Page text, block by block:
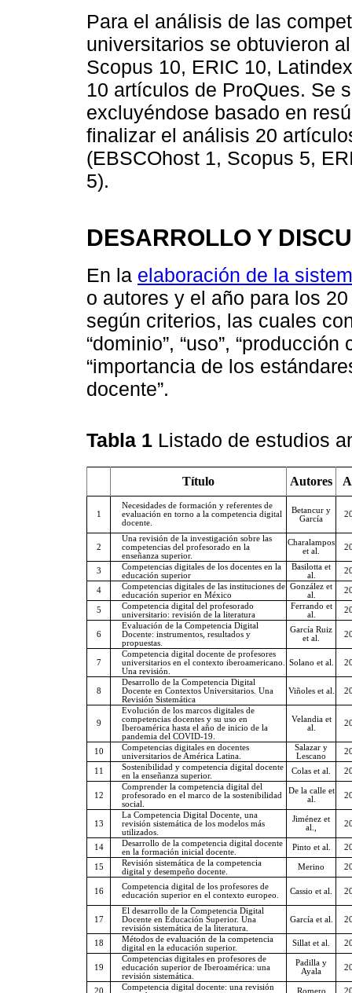
Para el análisis de las
universitarios se obtuvieron
Scopus 10, ERIC 10,
10 artículos de ProQues. Se
excluyéndose basado en
finalizar el análisis 20
(EBSCOhost 1, Scopus 5,
5).
DESARROLLO Y
En la elaboración de la
o autores y el año para los
según criterios, las cuales
“dominio”, “uso”,
“importancia de los
docente”.
Tabla 1 Listado de estudios
Título Autores
1
Necesidades de formación y referentes de
evaluación en torno a la competencia digital
docente.
Betancur y
García
2
Una revisión de la investigación sobre las
competencias del profesorado en la
enseñanza superior.
Charalampos
et al.
3
Competencias digitales de los docentes en la
educación superior
Basilotta et
al.
4
Competencias digitales de las instituciones de
educación superior en México
González et
al.
5
Competencia digital del profesorado
universitario: revisión de la literatura
Ferrando et
al.
6
Evaluación de la Competencia Digital
Docente: instrumentos, resultados y
propuestas.
García Ruiz
et al.
7
Competencia digital docente de profesores
universitarios en el contexto iberoamericano.
Una revisión.
Solano et al.
8
Desarrollo de la Competencia Digital
Docente en Contextos Universitarios. Una
Revisión Sistemática
Viñoles et al.
9
Evolución de los marcos digitales de
competencias docentes y su uso en
Iberoamérica hasta el año de inicio de la
pandemia del COVID-19.
Velandia et
al.
10
Competencias digitales en docentes
universitarios de América Latina.
Salazar y
Lescano
11
Sostenibilidad y competencia digital docente
en la enseñanza superior.
Colas et al.
12
Comprender la competencia digital del
profesorado en el marco de la sostenibilidad
social.
De la calle et
al.
13
La Competencia Digital Docente, una
revisión sistemática de los modelos más
utilizados.
Jiménez et
al.,
14
Desarrollo de la competencia digital docente
en la formación inicial docente.
Pinto et al.
15
Revisión sistemática de la competencia
digital y desempeño docente.
Merino
16
Competencia digital de los profesores de
educación superior en el contexto europeo.
Cassio et al.
17
El desarrollo de la Competencia Digital
Docente en Educación Superior. Una
revisión sistemática de la literatura.
García et al.
18
Métodos de evaluación de la competencia
digital en la educación superior.
Sillat et al.
19
Competencias digitales en profesores de
educación superior de Iberoamérica: una
revisión sistemática.
Padilla y
Ayala
20
Competencia digital docente: una revisión
Romero